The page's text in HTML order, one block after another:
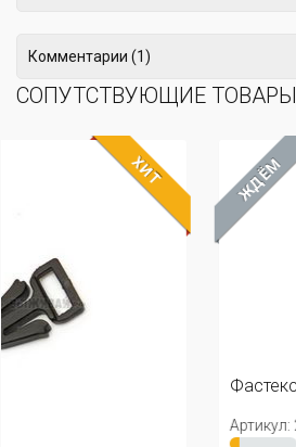
Комментарии (1)
СОПУТСТВУЮЩИЕ ТОВАРЫ
ЖДЁМ
Фастекс чёрный 2см.